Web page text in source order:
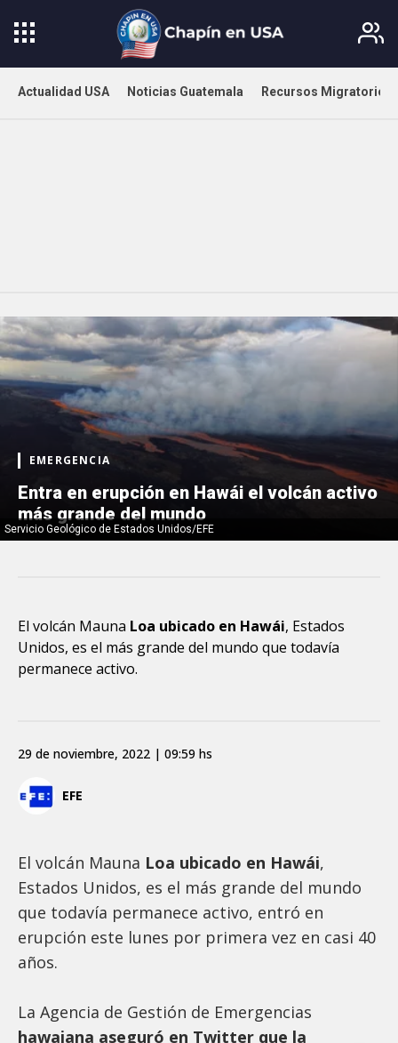
Actualidad USA Noticias Guatemala Recursos Migratorios
Servicio Geológico de Estados Unidos/EFE
EMERGENCIA
Entra en erupción en Hawái el volcán activo
más grande del mundo
El volcán Mauna Loa ubicado en Hawái, Estados
Unidos, es el más grande del mundo que todavía
permanece activo.
EFE
29 de noviembre, 2022 | 09:59 hs
El volcán Mauna Loa ubicado en Hawái,
Estados Unidos, es el más grande del mundo
que todavía permanece activo, entró en
erupción este lunes por primera vez en casi 40
años.
La Agencia de Gestión de Emergencias
hawaiana aseguró en Twitter que la